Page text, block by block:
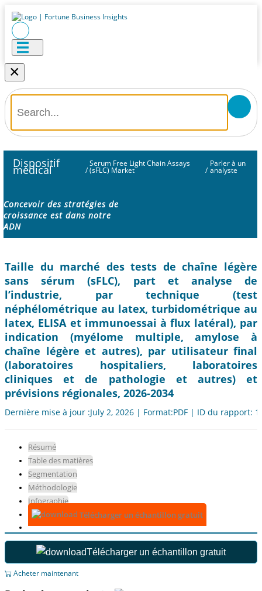
×
Dispositif
médical /
Serum Free Light Chain Assays
(sFLC) Market /
Parler à un
analyste
Concevoir des stratégies de
croissance est dans notre
ADN
Taille du marché des tests de chaîne légère
sans sérum (sFLC), part et analyse de
l’industrie, par technique (test
néphélométrique au latex, turbidométrique au
latex, ELISA et immunoessai à flux latéral), par
indication (myélome multiple, amylose à
chaîne légère et autres), par utilisateur final
(laboratoires hospitaliers, laboratoires
cliniques et de pathologie et autres) et
prévisions régionales, 2026-2034
Dernière mise à jour :July 2, 2026 | Format:PDF | ID du rapport:
Résumé
Table des matières
Segmentation
Méthodologie
Infographie
Télécharger un échantillon gratuit
Télécharger un échantillon gratuit
Acheter maintenant